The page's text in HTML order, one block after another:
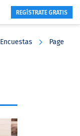
REGÍSTRATE GRATIS
Encuestas
Page